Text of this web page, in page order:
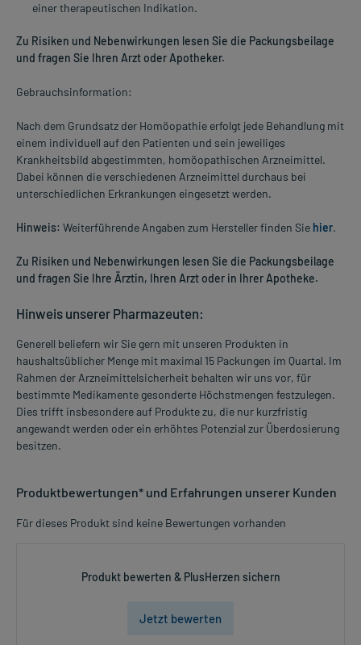
einer therapeutischen Indikation.
Zu Risiken und Nebenwirkungen lesen Sie die Packungsbeilage
und fragen Sie Ihren Arzt oder Apotheker.
Gebrauchsinformation:
Nach dem Grundsatz der Homöopathie erfolgt jede Behandlung mit
einem individuell auf den Patienten und sein jeweiliges
Krankheitsbild abgestimmten, homöopathischen Arzneimittel.
Dabei können die verschiedenen Arzneimittel durchaus bei
unterschiedlichen Erkrankungen eingesetzt werden.
Hinweis: Weiterführende Angaben zum Hersteller finden Sie hier.
Zu Risiken und Nebenwirkungen lesen Sie die Packungsbeilage
und fragen Sie Ihre Ärztin, Ihren Arzt oder in Ihrer Apotheke.
Hinweis unserer Pharmazeuten:
Generell beliefern wir Sie gern mit unseren Produkten in
haushaltsüblicher Menge mit maximal 15 Packungen im Quartal. Im
Rahmen der Arzneimittelsicherheit behalten wir uns vor, für
bestimmte Medikamente gesonderte Höchstmengen festzulegen.
Dies trifft insbesondere auf Produkte zu, die nur kurzfristig
angewandt werden oder ein erhöhtes Potenzial zur Überdosierung
besitzen.
Produktbewertungen* und Erfahrungen unserer Kunden
Für dieses Produkt sind keine Bewertungen vorhanden
Produkt bewerten & PlusHerzen sichern
Jetzt bewerten